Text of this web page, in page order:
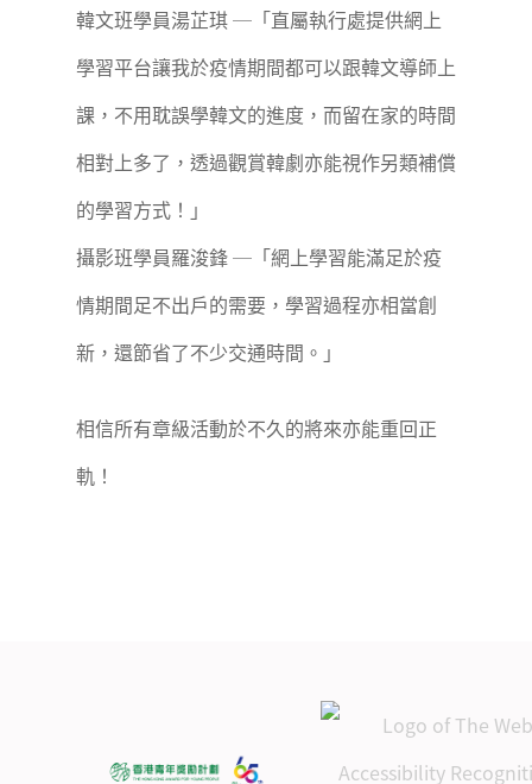
韓文班學員湯芷琪 ─「直屬執行處提供網上
學習平台讓我於疫情期間都可以跟韓文導師上
課，不用耽誤學韓文的進度，而留在家的時間
相對上多了，透過觀賞韓劇亦能視作另類補償
的學習方式！」
攝影班學員羅浚鋒 ─「網上學習能滿足於疫
情期間足不出戶的需要，學習過程亦相當創
新，還節省了不少交通時間。」
相信所有章級活動於不久的將來亦能重回正
軌！